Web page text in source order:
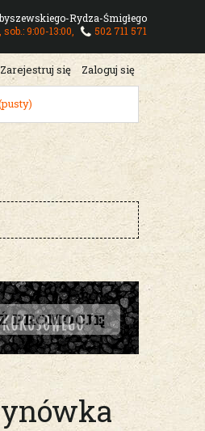
Rydza-Śmigłego
9:00-13:00,
502 711 571
Zarejestruj się Zaloguj się